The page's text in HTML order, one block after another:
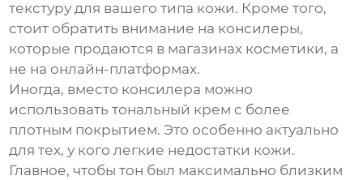
текстуру для вашего типа кожи. Кроме того,
стоит обратить внимание на консилеры,
которые продаются в магазинах косметики, а
не на онлайн-платформах.
Иногда, вместо консилера можно
использовать тональный крем с более
плотным покрытием. Это особенно актуально
для тех, у кого легкие недостатки кожи.
Главное, чтобы тон был максимально близким